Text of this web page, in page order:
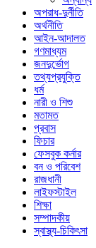
অপরাধ-দুর্নীতি
অর্থনীতি
আইন-আদালত
গণমাধ্যম
জনদুর্ভোগ
তথ্যপ্রযুক্তি
ধর্ম
নারী ও শিশু
মতামত
প্রবাস
ফিচার
ফেসবুক কর্নার
বন ও পরিবেশ
রাজধানী
লাইফস্টাইল
শিক্ষা
সম্পাদকীয়
স্বাস্থ্য-চিকিৎসা